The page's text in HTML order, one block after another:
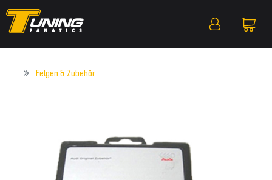
Felgen & Zubehör